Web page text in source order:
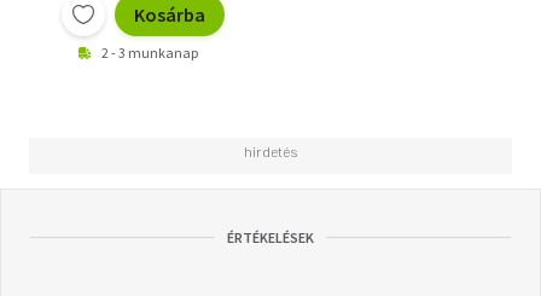
Kosárba
2 - 3 munkanap
ÉRTÉKELÉSEK